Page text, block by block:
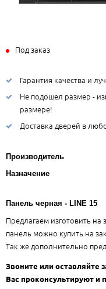
Под заказ
Гарантия качества и
Не подошел размер -
размере!
Доставка дверей в
Производитель
Назначение
Панель черная - LINE 15
Предлагаем изготовить
панель можно купить на
Так же дополнительно
Звоните или
Вас проконсультируют и